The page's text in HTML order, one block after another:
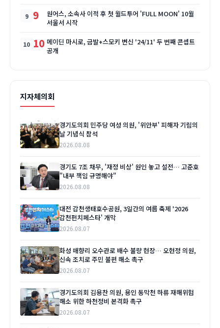
9
원어스, 소속사 이적 후 첫 월드투어 'FULL MOON' 10월
서울서 시작
10 메이딘 마시로, 금발+스모키 변신 '24/11' 두 번째 콘셉트
공개
지자체의회
경기도의회 민주당 여성 의원, '위안부' 피해자 기림의
날 기념식 참석
2026.08.08
경기도 7조 채무, '재정 비상' 원인 놓고 설전… 고준호
"내부 책임 규명해야"
2026.08.08
대전 갑천생태호수공원, 3일간의 여름 축제 '2026
갑천펀치페스타' 개막
2026.08.07
화성 매향리 오수관로 배수 불량 현장… 오현정 의원,
신속 조치로 주민 불편 해소 촉구
2026.08.07
경기도의회 김용찬 의원, 용인 동막천 하류 재해위험
해소 위한 하천정비 본격화 촉구
2026.08.07